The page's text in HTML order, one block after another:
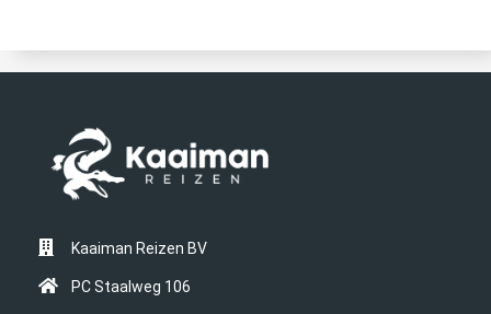
Kaaiman Reizen BV
PC Staalweg 106